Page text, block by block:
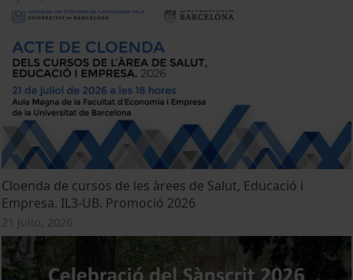
Cloenda de cursos de les àrees de Salut, Educació i
Empresa. IL3-UB. Promoció 2026
21 Julio, 2026